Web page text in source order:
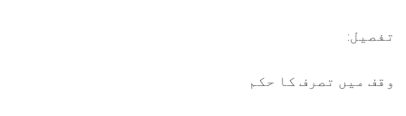
تفصیل:
وقف میں تصرف کا حکم